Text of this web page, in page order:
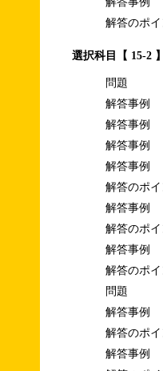
解答のポイ
選択科目【 15-2
問題
解答事例
解答事例
解答事例
解答事例
解答のポイ
解答事例
解答のポイ
解答事例
解答のポイ
問題
解答事例
解答のポイ
解答事例